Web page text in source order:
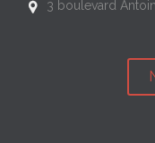
 3 boulevard